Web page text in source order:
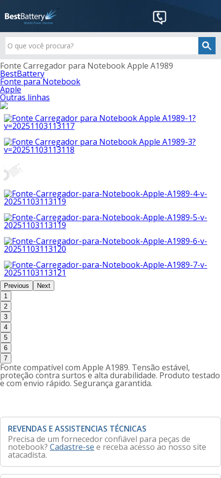
Fonte Carregador para Notebook Apple A1989
BestBattery
Fonte para Notebook
Apple
Outras linhas
Previous
Next
1
2
3
4
5
6
7
Fonte compatível com Apple A1989. Tensão estável,
proteção contra surtos e alta durabilidade. Produto testado
e com envio rápido. Segurança garantida.
REVENDAS E ASSISTENCIAS TÉCNICAS
Precisa de um fornecedor confiável para peças de
notebook? Cadastre-se e receba acesso ao nosso site
atacadista.